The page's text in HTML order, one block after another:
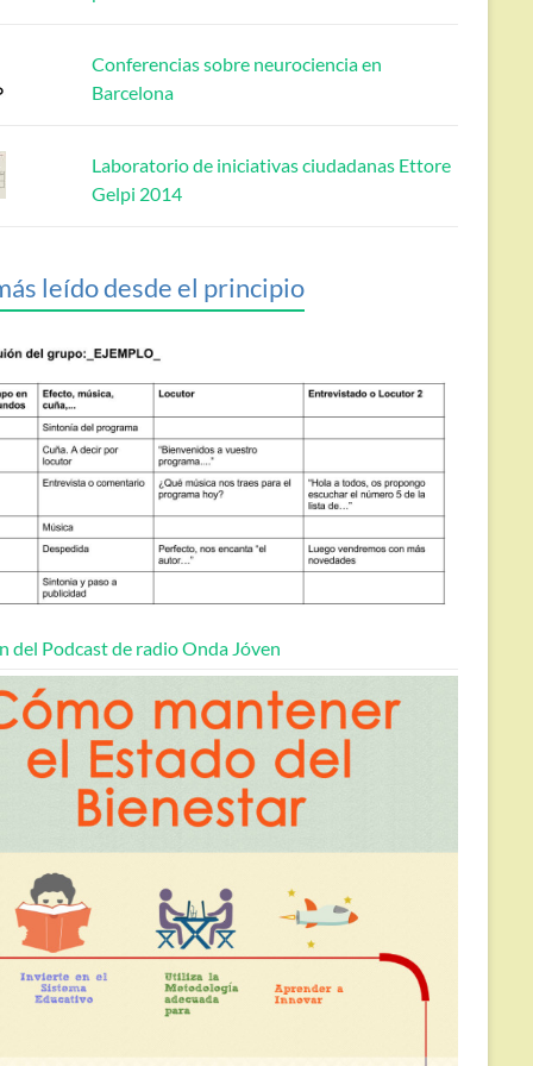
Conferencias sobre neurociencia en
Barcelona
Laboratorio de iniciativas ciudadanas Ettore
Gelpi 2014
leído desde el principio
del Podcast de radio Onda Jóven